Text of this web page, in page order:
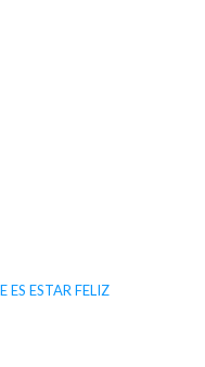
ES ESTAR FELIZ